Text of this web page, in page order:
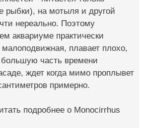
рыбки), на мотыля и другой
нереально. Поэтому
аквариуме практически
плавает плохо,
часть времени
ждет когда мимо проплывет
примерно.
подробнее о Monocirrhus